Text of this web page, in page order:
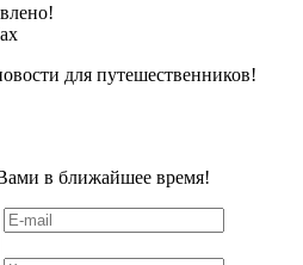
для путешественников!
в ближайшее время!